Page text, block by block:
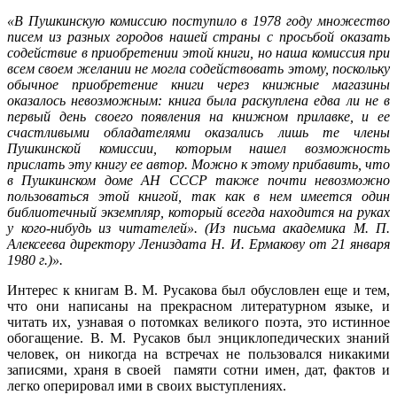
«В Пушкинскую комиссию поступило в 1978 году множество
писем из разных городов нашей страны с просьбой оказать
содействие в приобретении этой книги, но наша комиссия при
всем своем желании не могла содействовать этому, поскольку
обычное приобретение книги через книжные магазины
оказалось невозможным: книга была раскуплена едва ли не в
первый день своего появления на книжном прилавке, и ее
счастливыми обладателями оказались лишь те члены
Пушкинской комиссии, которым нашел возможность
прислать эту книгу ее автор. Можно к этому прибавить, что
в Пушкинском доме АН СССР также почти невозможно
пользоваться этой книгой, так как в нем имеется один
библиотечный экземпляр, который всегда находится на руках
у кого-нибудь из читателей». (Из письма академика М. П.
Алексеева директору Лениздата Н. И. Ермакову от 21 января
1980 г.)».
Интерес к книгам В. М. Русакова был обусловлен еще и тем,
что они написаны на прекрасном литературном языке, и
читать их, узнавая о потомках великого поэта, это истинное
обогащение. В. М. Русаков был энциклопедических знаний
человек, он никогда на встречах не пользовался никакими
записями, храня в своей памяти сотни имен, дат, фактов и
легко оперировал ими в своих выступлениях.